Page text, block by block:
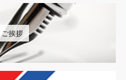
ご挨拶